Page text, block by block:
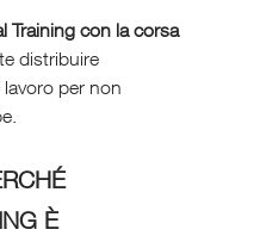
Training con la corsa
distribuire
per non
È